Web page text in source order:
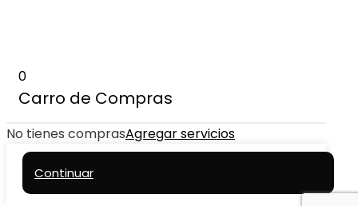
0
Carro de Compras
No tienes comprasAgregar servicios
Continuar